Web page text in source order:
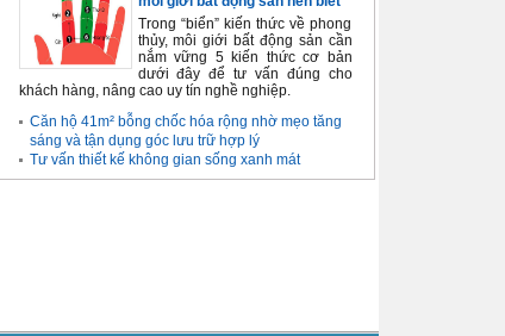
Trong “biển” kiến thức về phong
thủy, môi giới bất động sản cần
nắm vững 5 kiến thức cơ bản
dưới đây để tư vấn đúng cho
khách hàng, nâng cao uy tín nghề nghiệp.
Căn hộ 41m² bỗng chốc hóa rộng nhờ mẹo tăng
sáng và tận dụng góc lưu trữ hợp lý
Tư vấn thiết kế không gian sống xanh mát